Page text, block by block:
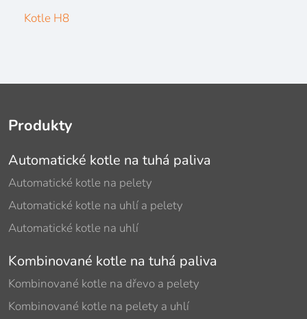
Kotle H8
Produkty
Automatické kotle na tuhá paliva
Automatické kotle na pelety
Automatické kotle na uhlí a pelety
Automatické kotle na uhlí
Kombinované kotle na tuhá paliva
Kombinované kotle na dřevo a pelety
Kombinované kotle na pelety a uhlí